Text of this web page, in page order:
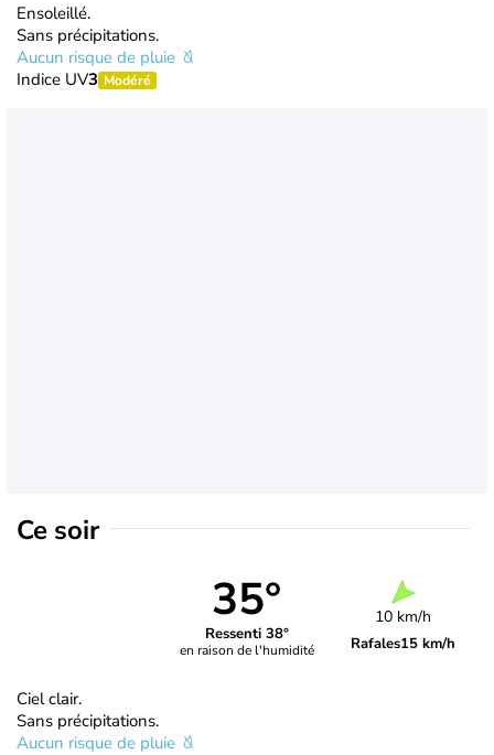
Ensoleillé.
Sans précipitations.
Aucun risque de pluie
Indice UV3 Modéré
Ce soir
35°
Ressenti 38°
en raison de l'humidité
10 km/h
Rafales15 km/h
Ciel clair.
Sans précipitations.
Aucun risque de pluie